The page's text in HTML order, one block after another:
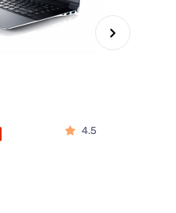
4.5